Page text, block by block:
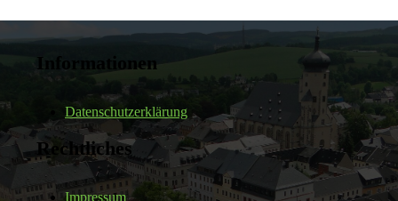
Informationen
Datenschutzerklärung
Rechtliches
Impressum